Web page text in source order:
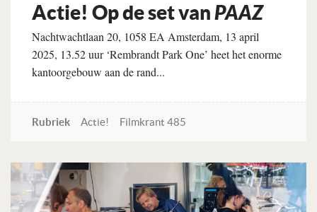
Actie! Op de set vanPAAZ
Nachtwachtlaan 20, 1058 EA Amsterdam, 13 april
2025, 13.52 uur ‘Rembrandt Park One’ heet het enorme
kantoorgebouw aan de rand...
Rubriek Actie! Filmkrant 485
Lees verder